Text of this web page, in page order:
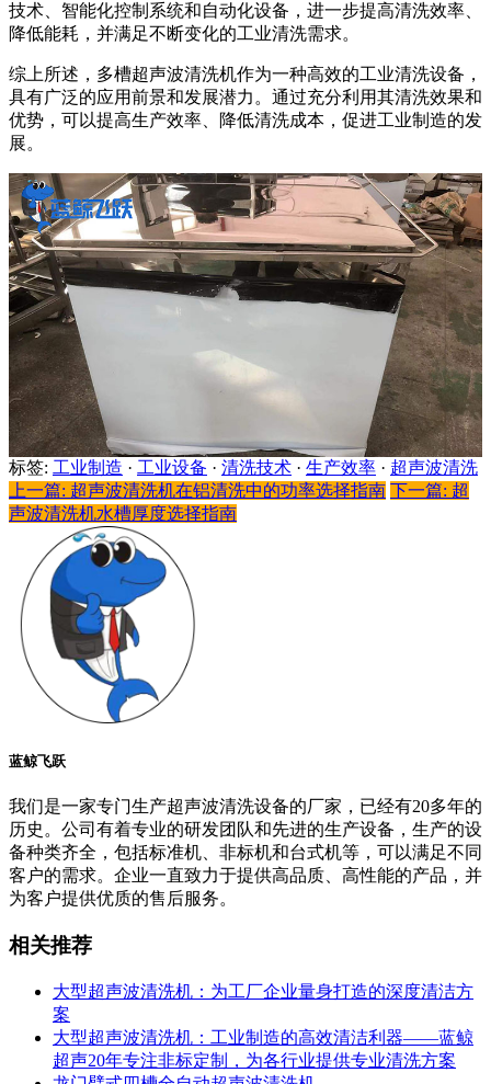
技术、智能化控制系统和自动化设备，进一步提高清洗效率、
降低能耗，并满足不断变化的工业清洗需求。
综上所述，多槽超声波清洗机作为一种高效的工业清洗设备，
具有广泛的应用前景和发展潜力。通过充分利用其清洗效果和
优势，可以提高生产效率、降低清洗成本，促进工业制造的发
展。
标签: 工业制造 · 工业设备 · 清洗技术 · 生产效率 · 超声波清洗
上一篇: 超声波清洗机在铝清洗中的功率选择指南 下一篇: 超
声波清洗机水槽厚度选择指南
蓝鲸飞跃
我们是一家专门生产超声波清洗设备的厂家，已经有20多年的
历史。公司有着专业的研发团队和先进的生产设备，生产的设
备种类齐全，包括标准机、非标机和台式机等，可以满足不同
客户的需求。企业一直致力于提供高品质、高性能的产品，并
为客户提供优质的售后服务。
相关推荐
大型超声波清洗机：为工厂企业量身打造的深度清洁方
案
大型超声波清洗机：工业制造的高效清洁利器——蓝鲸
超声20年专注非标定制，为各行业提供专业清洗方案